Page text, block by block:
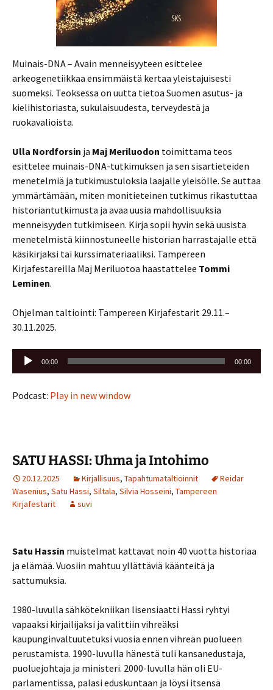
Muinais-DNA – Avain menneisyyteen esittelee
arkeogenetiikkaa ensimmäistä kertaa yleistajuisesti
suomeksi. Teoksessa on uutta tietoa Suomen asutus- ja
kielihistoriasta, sukulaisuudesta, terveydestä ja
ruokavalioista.
Ulla Nordforsin ja Maj Meriluodon toimittama teos
esittelee muinais-DNA-tutkimuksen ja sen sisartieteiden
menetelmiä ja tutkimustuloksia laajalle yleisölle. Se auttaa
ymmärtämään, miten monitieteinen tutkimus rikastuttaa
historiantutkimusta ja avaa uusia mahdollisuuksia
menneisyyden tutkimiseen. Kirja sopii hyvin sekä uusista
menetelmistä kiinnostuneelle historian harrastajalle että
käsikirjaksi tai kurssimateriaaliksi. Tampereen
Kirjafestareilla Maj Meriluotoa haastattelee Tommi
Leminen.
Ohjelman taltiointi: Tampereen Kirjafestarit 29.11.–
30.11.2025.
Äänitoistin
00:00 00:00
Podcast: Play in new window
SATU HASSI: Uhma ja Intohimo
20.12.2025 Kirjallisuus, Tapahtumataltioinnit
Reidar
Wasenius, Satu Hassi, Siltala, Silvia Hosseini, Tampereen
Kirjafestarit
suvi
Satu Hassin muistelmat kattavat noin 40 vuotta historiaa
ja elämää. Vuosiin mahtuu yllättäviä käänteitä ja
sattumuksia.
1980-luvulla sähkötekniikan lisensiaatti Hassi ryhtyi
vapaaksi kirjailijaksi ja valittiin vihreäksi
kaupunginvaltuutetuksi vuosia ennen vihreän puolueen
perustamista. 1990-luvulla hänestä tuli kansanedustaja,
puoluejohtaja ja ministeri. 2000-luvulla hän oli EU-
parlamentissa, palasi eduskuntaan ja löysi itsensä